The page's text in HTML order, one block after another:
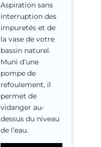
Aspiration sans
interruption des
impuretés et de
la vase de votre
bassin naturel.
Muni d’une
pompe de
refoulement, il
permet de
vidanger au-
dessus du niveau
de l’eau.